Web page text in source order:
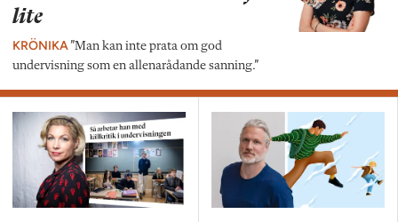
lite
KRÖNIKA”Man kan inte prata om god
undervisning som en allenarådande sanning.”